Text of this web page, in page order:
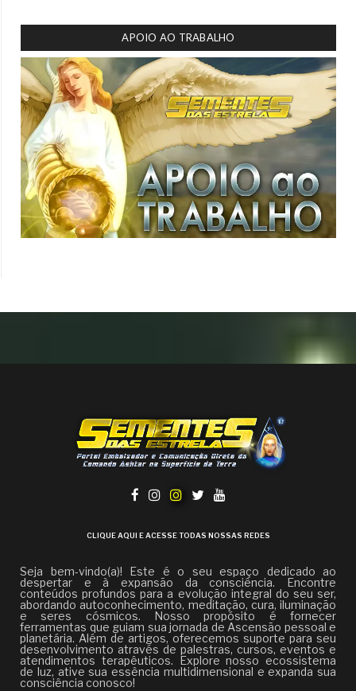
APOIO AO TRABALHO
CLIQUE AQUI E ACESSE TODAS NOSSAS REDES
Seja bem-vindo(a)! Este é o seu espaço dedicado ao
despertar e à expansão da consciência. Encontre
conteúdos profundos para a evolução integral do seu ser,
abordando autoconhecimento, meditação, cura, iluminação
e seres cósmicos. Nosso propósito é fornecer
ferramentas que guiam sua jornada de Ascensão pessoal e
planetária. Além de artigos, oferecemos suporte para seu
desenvolvimento através de palestras, cursos, eventos e
atendimentos terapêuticos. Explore nosso ecossistema
de luz, ative sua essência multidimensional e expanda sua
consciência conosco!